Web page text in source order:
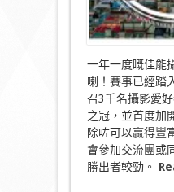
受
報
名〉
一年一度嘅佳能
喇！賽事已經踏
召3千名攝影愛
之冠，並首度加
除咗可以贏得豐
會參加交流團或
勝出者較勁。